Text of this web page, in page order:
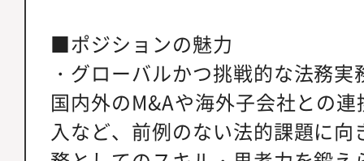
■ポジションの魅力
・グローバルかつ挑戦的な法務
国内外のM&Aや海外子会社との
入など、前例のない法的課題に